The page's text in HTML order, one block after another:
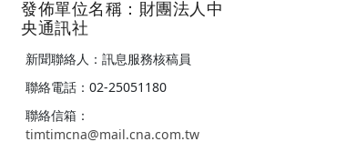
發佈單位名稱：財團法人中
央通訊社
新聞聯絡人：訊息服務核稿員
聯絡電話：02-25051180
聯絡信箱：
timtimcna@mail.cna.com.tw